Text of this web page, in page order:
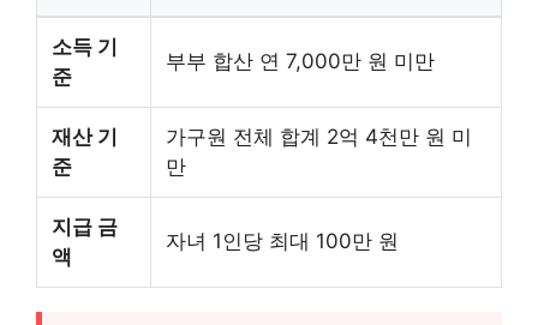
소득 기
준
부부 합산 연 7,000만 원 미만
재산 기
준
가구원 전체 합계 2억 4천만 원 미
만
지급 금
액
자녀 1인당 최대 100만 원